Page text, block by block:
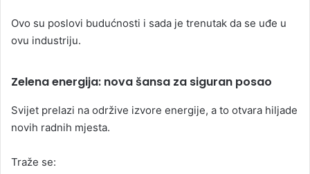
Ovo su poslovi budućnosti i sada je trenutak da se uđe u
ovu industriju.
Zelena energija: nova šansa za siguran posao
Svijet prelazi na održive izvore energije, a to otvara hiljade
novih radnih mjesta.
Traže se: